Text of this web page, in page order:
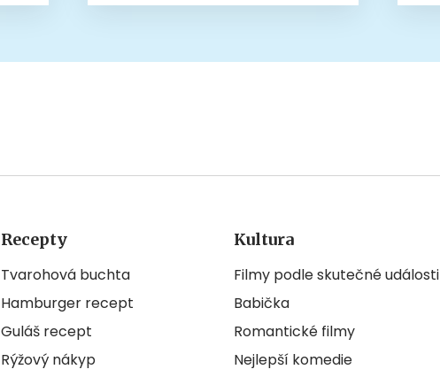
Recepty
Tvarohová buchta
Hamburger recept
Guláš recept
Rýžový nákyp
Kultura
Filmy podle skutečné události
Babička
Romantické filmy
Nejlepší komedie